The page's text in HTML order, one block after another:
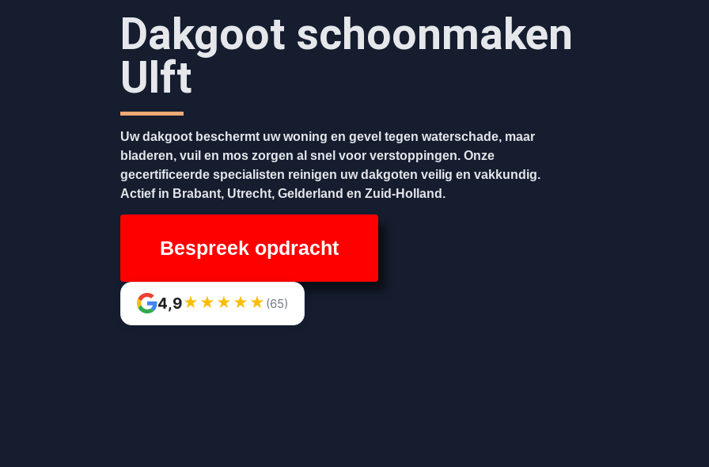
Dakgoot schoonmaken​
Ulft
Uw dakgoot beschermt uw woning en gevel tegen waterschade, maar
bladeren, vuil en mos zorgen al snel voor verstoppingen. Onze
gecertificeerde specialisten reinigen uw dakgoten veilig en vakkundig.
Actief in Brabant, Utrecht, Gelderland en Zuid-Holland.
Bespreek opdracht
4,9★ ★ ★ ★ ★ (65)